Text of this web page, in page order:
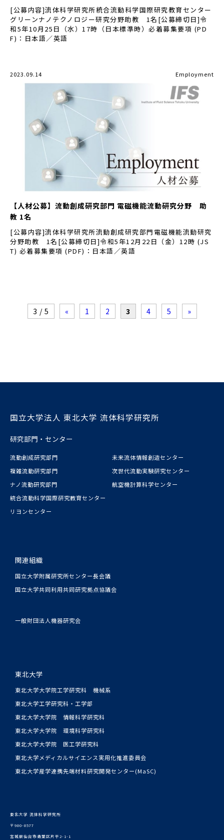
[公募内容]流体科学研究所統合流動科学国際研究教育センター
グリーンナノテクノロジー研究分野助教 1名[公募締切日]令
和5年10月25日（水）17時（日本標準時）必着募集要項 (PD
F)：日本語／英語
2023.09.14 Employment
【人材公募】流動創成研究部門 電磁機能流動研究分野 助
教 1名
[公募内容]流体科学研究所流動創成研究部門電磁機能流動研究
分野助教 1名[公募締切日]令和5年12月22日（金）12時 (JS
T) 必着募集要項 (PDF)：日本語／英語
3 / 5 « 1 2 3 4 5 »
国立大学法人 東北大学 流体科学研究所
研究部門・センター
流動創成研究部門
複雑流動研究部門
ナノ流動研究部門
統合流動科学国際研究教育センター
リヨンセンター
未来流体情報創造センター
次世代流動実験研究センター
航空機計算科学センター
関連組織
国立大学附属研究所センター長会議
国立大学共同利用共同研究拠点協議会
一般財団法人機器研究会
東北大学
東北大学大学院工学研究科 機械系
東北大学工学研究科・工学部
東北大学大学院 情報科学研究科
東北大学大学院 環境科学研究科
東北大学大学院 医工学研究科
東北大学メディカルサイエンス実用化推進委員会
東北大学産学連携先端材料研究開発センター(MaSC)
東北大学 流体科学研究所
〒980-8577
宮城県仙台市青葉区片平2-1-1